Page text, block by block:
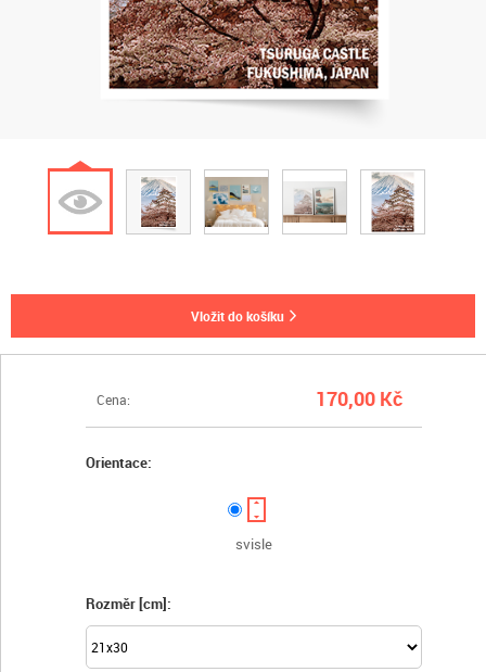
Cena: 170,00 Kč
Orientace:
svisle
Rozměr [cm]:
vložit do košíku